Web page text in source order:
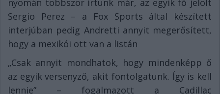
nyomán többször írtunk már, az egyik fő jelölt
Sergio Perez – a Fox Sports által készített
interjúban pedig Andretti annyit megerősített,
hogy a mexikói ott van a listán
„Csak annyit mondhatok, hogy mindenképp ő
az egyik versenyző, akit fontolgatunk. Így is kell
lennie” – fogalmazott a Cadillac